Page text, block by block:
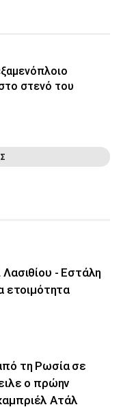
στενό του
- Εστάλη
ετοιμότητα
τη Ρωσία σε
ο πρώην
Ατάλ